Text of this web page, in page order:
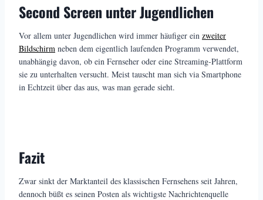
Second Screen unter Jugendlichen
Vor allem unter Jugendlichen wird immer häufiger ein zweiter
Bildschirm neben dem eigentlich laufenden Programm verwendet,
unabhängig davon, ob ein Fernseher oder eine Streaming-Plattform
sie zu unterhalten versucht. Meist tauscht man sich via Smartphone
in Echtzeit über das aus, was man gerade sieht.
Fazit
Zwar sinkt der Marktanteil des klassischen Fernsehens seit Jahren,
dennoch büßt es seinen Posten als wichtigste Nachrichtenquelle